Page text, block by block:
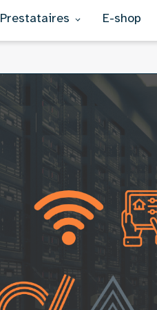
Prestataires E-shop